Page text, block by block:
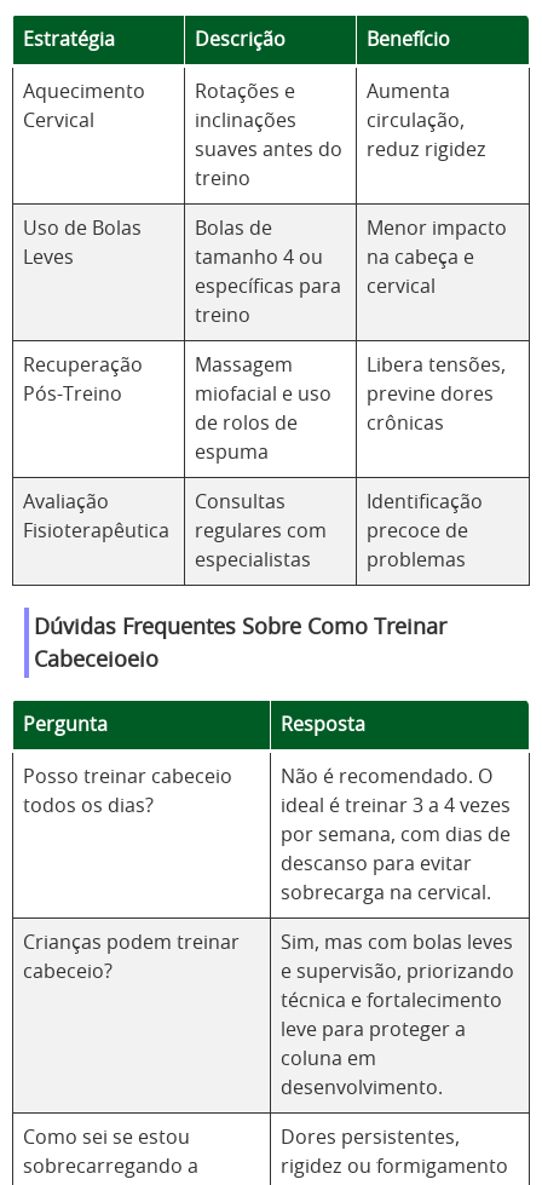
Estratégia Descrição Benefício
Aquecimento
Cervical
Rotações e
inclinações
suaves antes do
treino
Aumenta
circulação,
reduz rigidez
Uso de Bolas
Leves
Bolas de
tamanho 4 ou
específicas para
treino
Menor impacto
na cabeça e
cervical
Recuperação
Pós-Treino
Massagem
miofacial e uso
de rolos de
espuma
Libera tensões,
previne dores
crônicas
Avaliação
Fisioterapêutica
Consultas
regulares com
especialistas
Identificação
precoce de
problemas
Dúvidas Frequentes Sobre Como Treinar
Cabeceioeio
Pergunta Resposta
Posso treinar cabeceio
todos os dias?
Não é recomendado. O
ideal é treinar 3 a 4 vezes
por semana, com dias de
descanso para evitar
sobrecarga na cervical.
Crianças podem treinar
cabeceio?
Sim, mas com bolas leves
e supervisão, priorizando
técnica e fortalecimento
leve para proteger a
coluna em
desenvolvimento.
Como sei se estou
sobrecarregando a
Dores persistentes,
rigidez ou formigamento